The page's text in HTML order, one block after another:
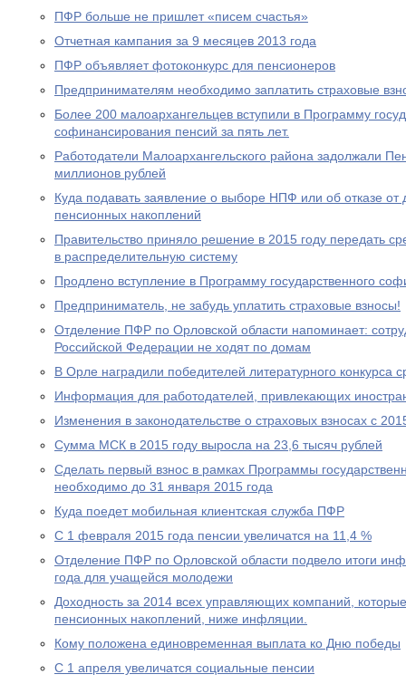
ПФР больше не пришлет «писем счастья»
Отчетная кампания за 9 месяцев 2013 года
ПФР объявляет фотоконкурс для пенсионеров
Предпринимателям необходимо заплатить страховые
Более 200 малоархангельцев вступили в Программу
софинансирования пенсий за пять лет.
Работодатели Малоархангельского района задолжали
миллионов рублей
Куда подавать заявление о выборе НПФ или об отказе
пенсионных накоплений
Правительство приняло решение в 2015 году передать
в распределительную систему
Продлено вступление в Программу государственного
Предприниматель, не забудь уплатить страховые взносы!
Отделение ПФР по Орловской области напоминает:
Российской Федерации не ходят по домам
В Орле наградили победителей литературного конкурса
Информация для работодателей, привлекающих
Изменения в законодательстве о страховых взносах с
Сумма МСК в 2015 году выросла на 23,6 тысяч рублей
Сделать первый взнос в рамках Программы
необходимо до 31 января 2015 года
Куда поедет мобильная клиентская служба ПФР
С 1 февраля 2015 года пенсии увеличатся на 11,4 %
Отделение ПФР по Орловской области подвело итоги
года для учащейся молодежи
Доходность за 2014 всех управляющих компаний,
пенсионных накоплений, ниже инфляции.
Кому положена единовременная выплата ко Дню победы
С 1 апреля увеличатся социальные пенсии